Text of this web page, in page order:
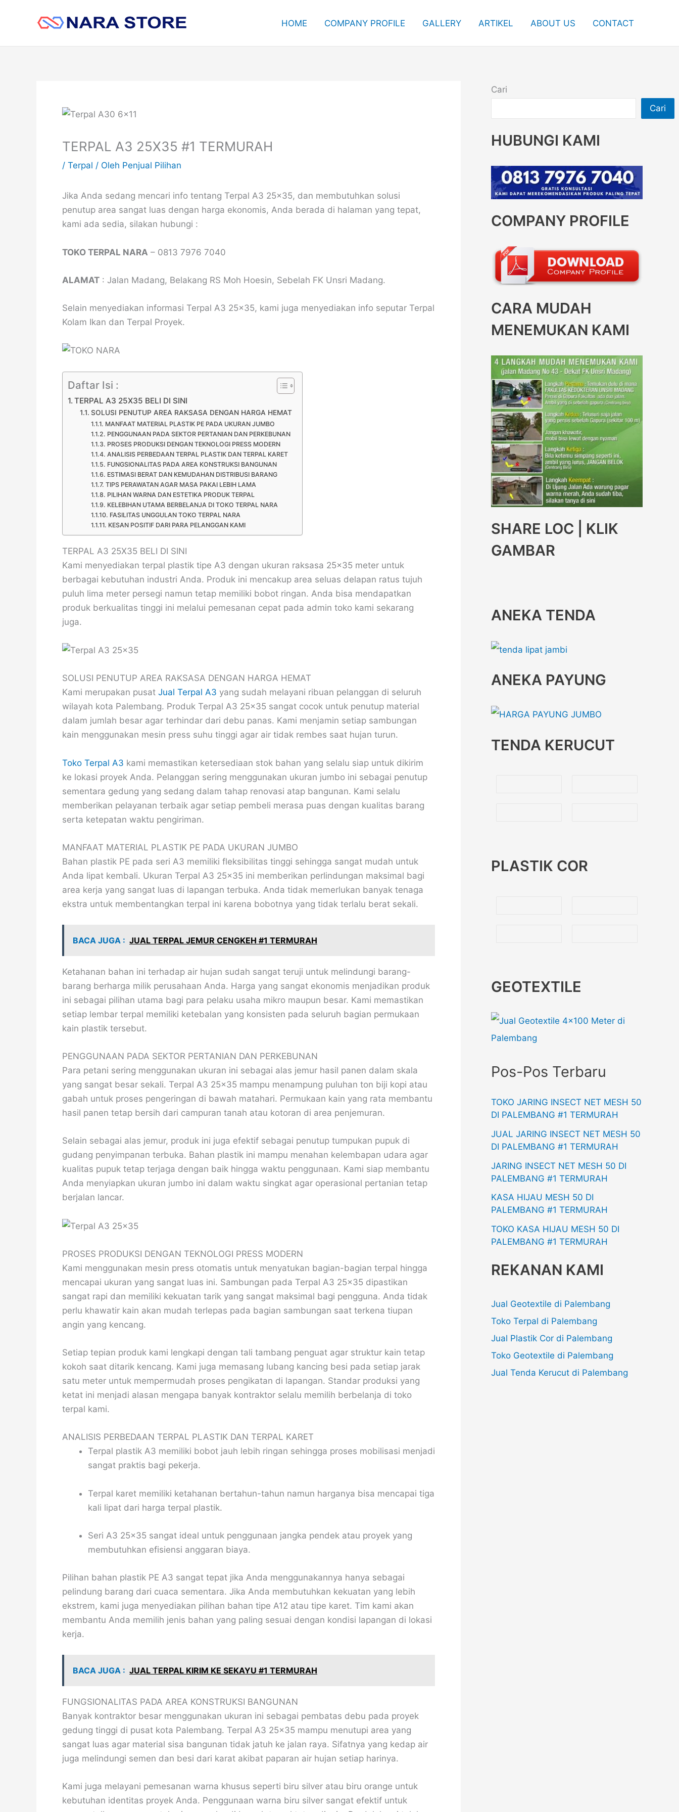
HOME COMPANY PROFILE GALLERY ARTIKEL ABOUT US CONTACT
TERPAL A3 25X35 #1 TERMURAH
/ Terpal / Oleh Penjual Pilihan
Jika Anda sedang mencari info tentang Terpal A3 25×35, dan membutuhkan solusi
penutup area sangat luas dengan harga ekonomis, Anda berada di halaman yang tepat,
kami ada sedia, silakan hubungi :
TOKO TERPAL NARA – 0813 7976 7040
ALAMAT : Jalan Madang, Belakang RS Moh Hoesin, Sebelah FK Unsri Madang.
Selain menyediakan informasi Terpal A3 25×35, kami juga menyediakan info seputar Terpal
Kolam Ikan dan Terpal Proyek.
Daftar Isi :
TERPAL A3 25X35 BELI DI SINI
SOLUSI PENUTUP AREA RAKSASA DENGAN HARGA HEMAT
MANFAAT MATERIAL PLASTIK PE PADA UKURAN JUMBO
PENGGUNAAN PADA SEKTOR PERTANIAN DAN PERKEBUNAN
PROSES PRODUKSI DENGAN TEKNOLOGI PRESS MODERN
ANALISIS PERBEDAAN TERPAL PLASTIK DAN TERPAL KARET
FUNGSIONALITAS PADA AREA KONSTRUKSI BANGUNAN
ESTIMASI BERAT DAN KEMUDAHAN DISTRIBUSI BARANG
TIPS PERAWATAN AGAR MASA PAKAI LEBIH LAMA
PILIHAN WARNA DAN ESTETIKA PRODUK TERPAL
KELEBIHAN UTAMA BERBELANJA DI TOKO TERPAL NARA
FASILITAS UNGGULAN TOKO TERPAL NARA
KESAN POSITIF DARI PARA PELANGGAN KAMI
TERPAL A3 25X35 BELI DI SINI
Kami menyediakan terpal plastik tipe A3 dengan ukuran raksasa 25×35 meter untuk
berbagai kebutuhan industri Anda. Produk ini mencakup area seluas delapan ratus tujuh
puluh lima meter persegi namun tetap memiliki bobot ringan. Anda bisa mendapatkan
produk berkualitas tinggi ini melalui pemesanan cepat pada admin toko kami sekarang
juga.
SOLUSI PENUTUP AREA RAKSASA DENGAN HARGA HEMAT
Kami merupakan pusat Jual Terpal A3 yang sudah melayani ribuan pelanggan di seluruh
wilayah kota Palembang. Produk Terpal A3 25×35 sangat cocok untuk penutup material
dalam jumlah besar agar terhindar dari debu panas. Kami menjamin setiap sambungan
kain menggunakan mesin press suhu tinggi agar air tidak rembes saat hujan turun.
Toko Terpal A3 kami memastikan ketersediaan stok bahan yang selalu siap untuk dikirim
ke lokasi proyek Anda. Pelanggan sering menggunakan ukuran jumbo ini sebagai penutup
sementara gedung yang sedang dalam tahap renovasi atap bangunan. Kami selalu
memberikan pelayanan terbaik agar setiap pembeli merasa puas dengan kualitas barang
serta ketepatan waktu pengiriman.
MANFAAT MATERIAL PLASTIK PE PADA UKURAN JUMBO
Bahan plastik PE pada seri A3 memiliki fleksibilitas tinggi sehingga sangat mudah untuk
Anda lipat kembali. Ukuran Terpal A3 25×35 ini memberikan perlindungan maksimal bagi
area kerja yang sangat luas di lapangan terbuka. Anda tidak memerlukan banyak tenaga
ekstra untuk membentangkan terpal ini karena bobotnya yang tidak terlalu berat sekali.
BACA JUGA : JUAL TERPAL JEMUR CENGKEH #1 TERMURAH
Ketahanan bahan ini terhadap air hujan sudah sangat teruji untuk melindungi barang-
barang berharga milik perusahaan Anda. Harga yang sangat ekonomis menjadikan produk
ini sebagai pilihan utama bagi para pelaku usaha mikro maupun besar. Kami memastikan
setiap lembar terpal memiliki ketebalan yang konsisten pada seluruh bagian permukaan
kain plastik tersebut.
PENGGUNAAN PADA SEKTOR PERTANIAN DAN PERKEBUNAN
Para petani sering menggunakan ukuran ini sebagai alas jemur hasil panen dalam skala
yang sangat besar sekali. Terpal A3 25×35 mampu menampung puluhan ton biji kopi atau
gabah untuk proses pengeringan di bawah matahari. Permukaan kain yang rata membantu
hasil panen tetap bersih dari campuran tanah atau kotoran di area penjemuran.
Selain sebagai alas jemur, produk ini juga efektif sebagai penutup tumpukan pupuk di
gudang penyimpanan terbuka. Bahan plastik ini mampu menahan kelembapan udara agar
kualitas pupuk tetap terjaga dengan baik hingga waktu penggunaan. Kami siap membantu
Anda menyiapkan ukuran jumbo ini dalam waktu singkat agar operasional pertanian tetap
berjalan lancar.
PROSES PRODUKSI DENGAN TEKNOLOGI PRESS MODERN
Kami menggunakan mesin press otomatis untuk menyatukan bagian-bagian terpal hingga
mencapai ukuran yang sangat luas ini. Sambungan pada Terpal A3 25×35 dipastikan
sangat rapi dan memiliki kekuatan tarik yang sangat maksimal bagi pengguna. Anda tidak
perlu khawatir kain akan mudah terlepas pada bagian sambungan saat terkena tiupan
angin yang kencang.
Setiap tepian produk kami lengkapi dengan tali tambang penguat agar struktur kain tetap
kokoh saat ditarik kencang. Kami juga memasang lubang kancing besi pada setiap jarak
satu meter untuk mempermudah proses pengikatan di lapangan. Standar produksi yang
ketat ini menjadi alasan mengapa banyak kontraktor selalu memilih berbelanja di toko
terpal kami.
ANALISIS PERBEDAAN TERPAL PLASTIK DAN TERPAL KARET
Terpal plastik A3 memiliki bobot jauh lebih ringan sehingga proses mobilisasi menjadi
sangat praktis bagi pekerja.
Terpal karet memiliki ketahanan bertahun-tahun namun harganya bisa mencapai tiga
kali lipat dari harga terpal plastik.
Seri A3 25×35 sangat ideal untuk penggunaan jangka pendek atau proyek yang
membutuhkan efisiensi anggaran biaya.
Pilihan bahan plastik PE A3 sangat tepat jika Anda menggunakannya hanya sebagai
pelindung barang dari cuaca sementara. Jika Anda membutuhkan kekuatan yang lebih
ekstrem, kami juga menyediakan pilihan bahan tipe A12 atau tipe karet. Tim kami akan
membantu Anda memilih jenis bahan yang paling sesuai dengan kondisi lapangan di lokasi
kerja.
BACA JUGA : JUAL TERPAL KIRIM KE SEKAYU #1 TERMURAH
FUNGSIONALITAS PADA AREA KONSTRUKSI BANGUNAN
Banyak kontraktor besar menggunakan ukuran ini sebagai pembatas debu pada proyek
gedung tinggi di pusat kota Palembang. Terpal A3 25×35 mampu menutupi area yang
sangat luas agar material sisa bangunan tidak jatuh ke jalan raya. Sifatnya yang kedap air
juga melindungi semen dan besi dari karat akibat paparan air hujan setiap harinya.
Kami juga melayani pemesanan warna khusus seperti biru silver atau biru orange untuk
kebutuhan identitas proyek Anda. Penggunaan warna biru silver sangat efektif untuk
Cari
Cari
HUBUNGI KAMI
COMPANY PROFILE
CARA MUDAH
MENEMUKAN KAMI
SHARE LOC | KLIK
GAMBAR
ANEKA TENDA
ANEKA PAYUNG
TENDA KERUCUT
PLASTIK COR
GEOTEXTILE
Pos-Pos Terbaru
TOKO JARING INSECT NET MESH 50
DI PALEMBANG #1 TERMURAH
JUAL JARING INSECT NET MESH 50
DI PALEMBANG #1 TERMURAH
JARING INSECT NET MESH 50 DI
PALEMBANG #1 TERMURAH
KASA HIJAU MESH 50 DI
PALEMBANG #1 TERMURAH
TOKO KASA HIJAU MESH 50 DI
PALEMBANG #1 TERMURAH
REKANAN KAMI
Jual Geotextile di Palembang
Toko Terpal di Palembang
Jual Plastik Cor di Palembang
Toko Geotextile di Palembang
Jual Tenda Kerucut di Palembang